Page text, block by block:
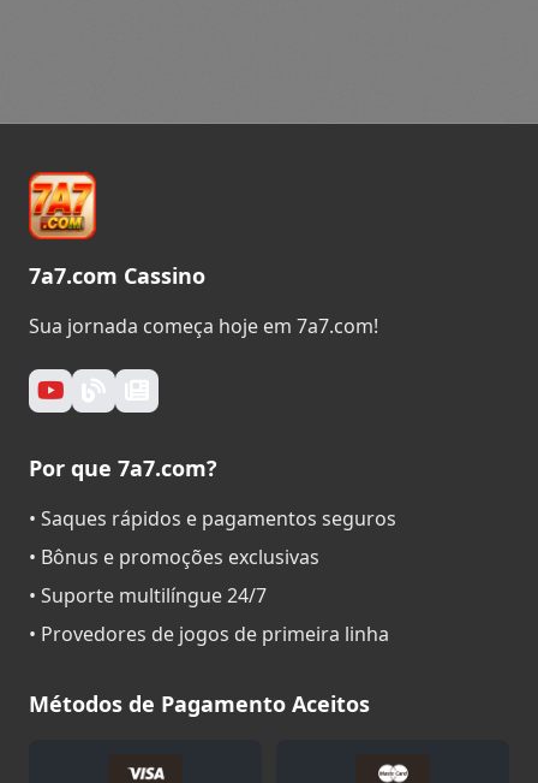
7a7.com Cassino
Sua jornada começa hoje em 7a7.com!
Por que 7a7.com?
• Saques rápidos e pagamentos seguros
• Bônus e promoções exclusivas
• Suporte multilíngue 24/7
• Provedores de jogos de primeira linha
Métodos de Pagamento Aceitos